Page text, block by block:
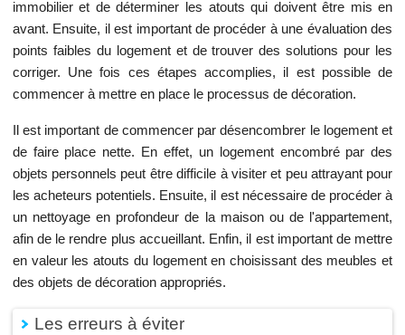
immobilier et de déterminer les atouts qui doivent être mis en
avant. Ensuite, il est important de procéder à une évaluation des
points faibles du logement et de trouver des solutions pour les
corriger. Une fois ces étapes accomplies, il est possible de
commencer à mettre en place le processus de décoration.
Il est important de commencer par désencombrer le logement et
de faire place nette. En effet, un logement encombré par des
objets personnels peut être difficile à visiter et peu attrayant pour
les acheteurs potentiels. Ensuite, il est nécessaire de procéder à
un nettoyage en profondeur de la maison ou de l'appartement,
afin de le rendre plus accueillant. Enfin, il est important de mettre
en valeur les atouts du logement en choisissant des meubles et
des objets de décoration appropriés.
Les erreurs à éviter